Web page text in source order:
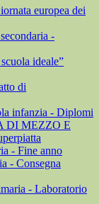
europea dei
-
ideale”
di
infanzia - Diplomi
DI MEZZO E
- Fine anno
- Consegna
- Laboratorio